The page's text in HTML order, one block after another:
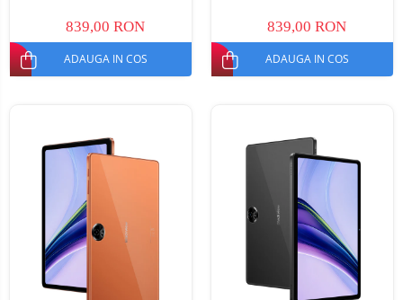
SIM
839,00 RON
ADAUGA IN COS
SIM
839,00 RON
ADAUGA IN COS